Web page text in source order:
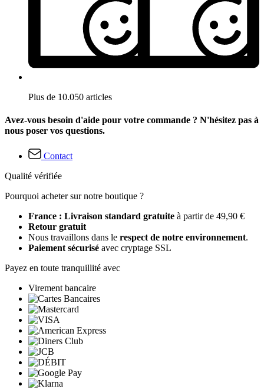
Plus de 10.050 articles
Avez-vous besoin d'aide pour votre commande ? N'hésitez pas à
nous poser vos questions.
Contact
Qualité vérifiée
Pourquoi acheter sur notre boutique ?
France : Livraison standard gratuite à partir de 49,90 €
Retour gratuit
Nous travaillons dans le respect de notre environnement.
Paiement sécurisé avec cryptage SSL
Payez en toute tranquillité avec
Virement bancaire